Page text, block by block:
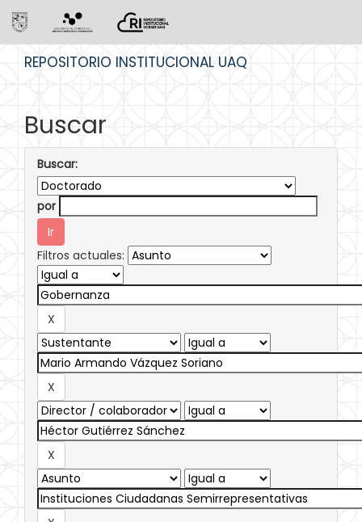
REPOSITORIO INSTITUCIONAL UAQ
Buscar
Buscar:
por
Filtros actuales: